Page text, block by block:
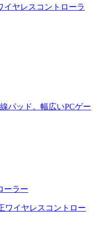
イヤレスコントローラ
パッド。幅広いPCゲー
ーラー
ワイヤレスコントロー